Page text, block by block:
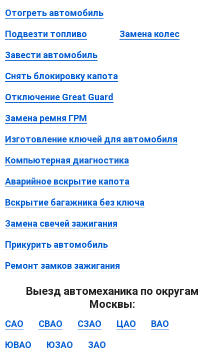
Отогреть автомобиль
Подвезти топливо
Замена колес
Завести автомобиль
Снять блокировку капота
Отключение Great Guard
Замена ремня ГРМ
Изготовление ключей для автомобиля
Компьютерная диагностика
Аварийное вскрытие капота
Вскрытие багажника без ключа
Замена свечей зажигания
Прикурить автомобиль
Ремонт замков зажигания
Выезд автомеханика по округам
Москвы:
САО СВАО СЗАО ЦАО
ВАО
ЮВАО
ЮЗАО ЗАО